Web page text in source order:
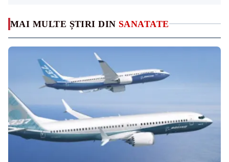
MAI MULTE ȘTIRI DIN SANATATE